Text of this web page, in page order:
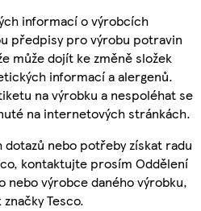
informací o výrobcích
předpisy pro výrobu potravin
může dojít ke změně složek
informací a alergenů.
na výrobku a nespoléhat se
na internetových stránkách.
nebo potřeby získat radu
kontaktujte prosím Oddělení
nebo výrobce daného výrobku,
Tesco.